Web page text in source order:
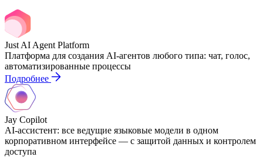
Just AI Agent Platform
Платформа для создания AI-агентов любого типа: чат, голос,
автоматизированные процессы
Подробнее
Jay Copilot
AI-ассистент: все ведущие языковые модели в одном
корпоративном интерфейсе — с защитой данных и контролем
доступа